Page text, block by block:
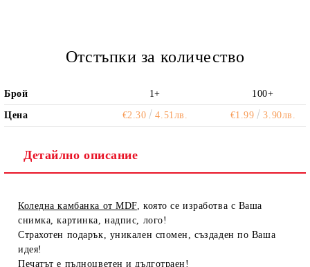
Отстъпки за количество
Брой 1+ 100+
Цена €2.30 4.51лв. €1.99 3.90лв.
Детайлно описание
Коледна камбанка от MDF, която се изработва с Ваша
снимка, картинка, надпис, лого!
Страхотен подарък, уникален спомен, създаден по Ваша
идея!
Печатът е пълноцветен и дълготраен!